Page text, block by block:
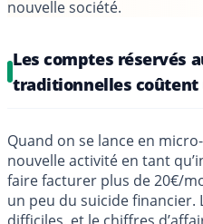
nouvelle société.
Les comptes réservés
traditionnelles coûtent
Quand on se lance en
nouvelle activité en tant
faire facturer plus de 20€/
un peu du suicide